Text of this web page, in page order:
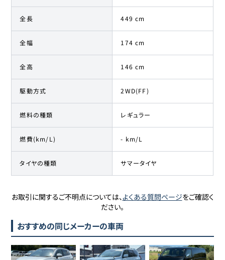
全長 449 cm
全幅 174 cm
全高 146 cm
駆動方式 2WD(FF)
燃料の種類 レギュラー
燃費(km/L) - km/L
タイヤの種類 サマータイヤ
お取引に関するご不明点については、よくある質問ページをご確認く
ださい。
おすすめの同じメーカーの車両